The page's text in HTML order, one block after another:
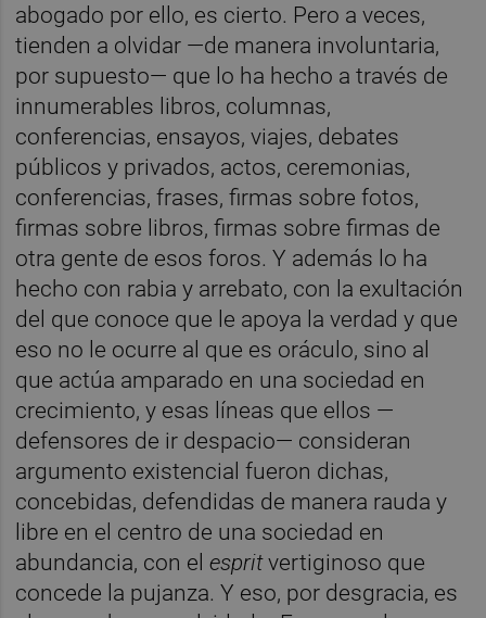
abogado por ello, es cierto. Pero a veces,
tienden a olvidar —de manera involuntaria,
por supuesto— que lo ha hecho a través de
innumerables libros, columnas,
conferencias, ensayos, viajes, debates
públicos y privados, actos, ceremonias,
conferencias, frases, firmas sobre fotos,
firmas sobre libros, firmas sobre firmas de
otra gente de esos foros. Y además lo ha
hecho con rabia y arrebato, con la exultación
del que conoce que le apoya la verdad y que
eso no le ocurre al que es oráculo, sino al
que actúa amparado en una sociedad en
crecimiento, y esas líneas que ellos —
defensores de ir despacio— consideran
argumento existencial fueron dichas,
concebidas, defendidas de manera rauda y
libre en el centro de una sociedad en
abundancia, con elespritvertiginoso que
concede la pujanza. Y eso, por desgracia, es